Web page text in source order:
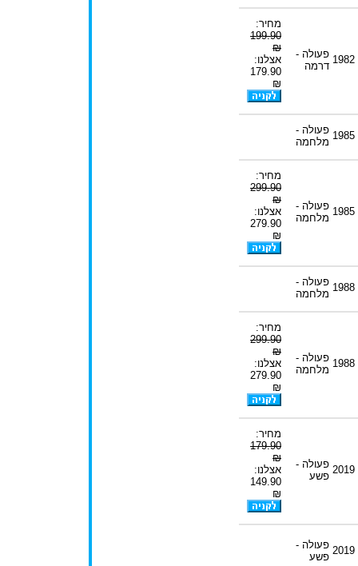
1982 פעולה -
דרמה
מחיר:
199.90
₪
אצלנו:
179.90
₪
1985 פעולה -
מלחמה
1985 פעולה -
מלחמה
מחיר:
299.90
₪
אצלנו:
279.90
₪
1988 פעולה -
מלחמה
1988 פעולה -
מלחמה
מחיר:
299.90
₪
אצלנו:
279.90
₪
2019 פעולה -
פשע
מחיר:
179.90
₪
אצלנו:
149.90
₪
2019 פעולה -
פשע